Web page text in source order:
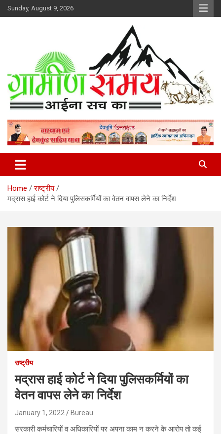
Skip
to
Sunday, August 9, 2026
Gramin Samay
Home
राष्ट्रीय
मद्रास हाई कोर्ट ने दिया पुलिसकर्मियों का वेतन वापस लेने का निर्देश
राष्ट्रीय
मद्रास हाई कोर्ट ने दिया पुलिसकर्मियों का
वेतन वापस लेने का निर्देश
January 1, 2022 Bureau
सरकारी कर्मचारियों व अधिकारियों पर अपना काम न करने के आरोप तो कई